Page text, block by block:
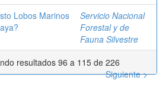
Lobos Marinos
Servicio Nacional
Forestal y de
Fauna Silvestre
resultados 96 a 115 de 226
Siguiente >